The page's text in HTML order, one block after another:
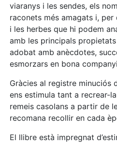
viaranys i les sendes, els
raconets més amagats i,
i les herbes que hi podem
amb les principals
adobat amb anècdotes,
esmorzars en bona
Gràcies al registre minuciós
ens estimula tant a recrear-
remeis casolans a partir de
recomana recollir en cada
El llibre està impregnat